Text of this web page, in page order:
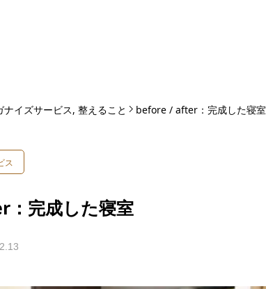
ナイズサービス, 整えること before / after：完成した寝室
ス
完成した寝室